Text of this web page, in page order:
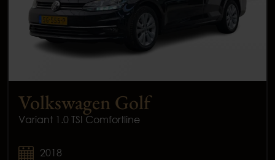
Volkswagen Golf
Variant 1.0 TSI Comfortline
2018